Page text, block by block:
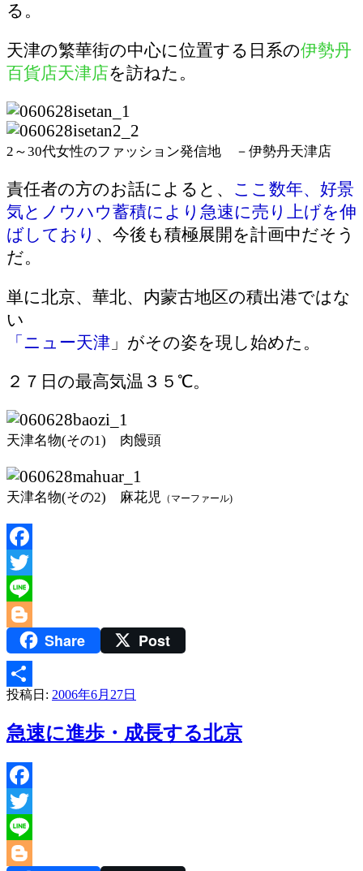
る。
天津の繁華街の中心に位置する日系の伊勢丹
百貨店天津店を訪ねた。
2～30代女性のファッション発信地 －伊勢丹天津店
責任者の方のお話によると、 ここ数年、好景
気とノウハウ蓄積により急速に売り上げを伸
ばしており 、今後も積極展開を計画中だそう
だ。
単に北京、華北、内蒙古地区の積出港ではな
い
「ニュー天津 」がその姿を現し始めた。
２７日の最高気温３５℃。
天津名物(その1) 肉饅頭
天津名物(その2) 麻花児 （マーファール)
Facebook
Twitter
Line
BloggerShare Post
共
有
投稿日: 2006年6月27日
急速に進歩・成長する北京
Facebook
Twitter
Line